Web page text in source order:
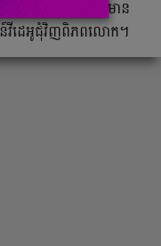
ង​នៅ​ប៉ែក​អាស៊ី ពោល​មាន​
វីដេអូ​ជុំវិញ​ពិភពលោក។